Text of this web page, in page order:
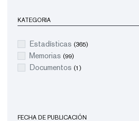
KATEGORIA
Estadísticas (365)
Memorias (99)
Documentos (1)
FECHA DE PUBLICACIÓN